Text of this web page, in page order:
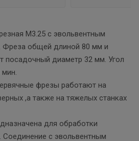
М3.25 с эвольвентным
Фреза общей длиной 80 мм и
посадочный диаметр 32 мм. Угол
мин.
фрезы работают на
,а также на тяжелых станках
для обработки
Соединение с эвольвентным